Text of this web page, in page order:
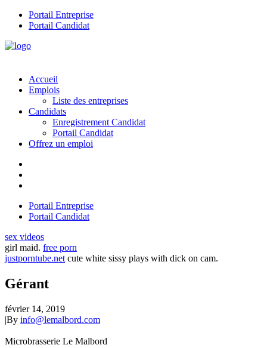
Portail Entreprise
Portail Candidat
Accueil
Emplois
Liste des entreprises
Candidats
Enregistrement Candidat
Portail Candidat
Offrez un emploi
Portail Entreprise
Portail Candidat
sex videos
girl maid. free porn
justporntube.net cute white sissy plays with dick on cam.
Gérant
février 14, 2019
|By info@lemalbord.com
Microbrasserie Le Malbord